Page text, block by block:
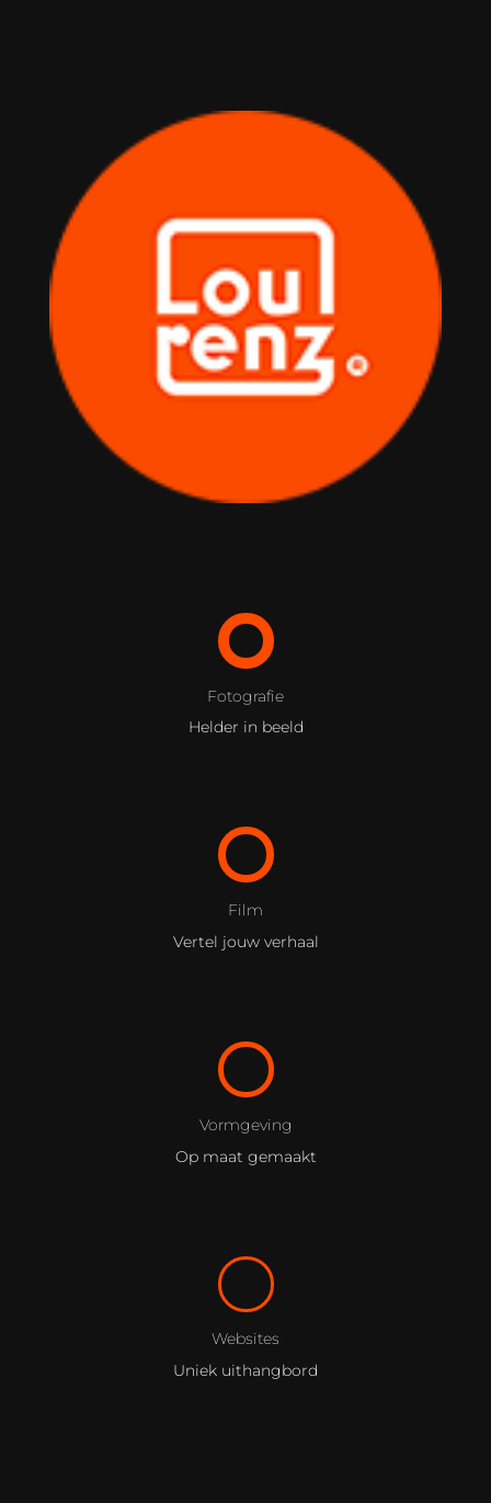
Fotografie
Helder in beeld
Film
Vertel jouw verhaal
Vormgeving
Op maat gemaakt
Websites
Uniek uithangbord